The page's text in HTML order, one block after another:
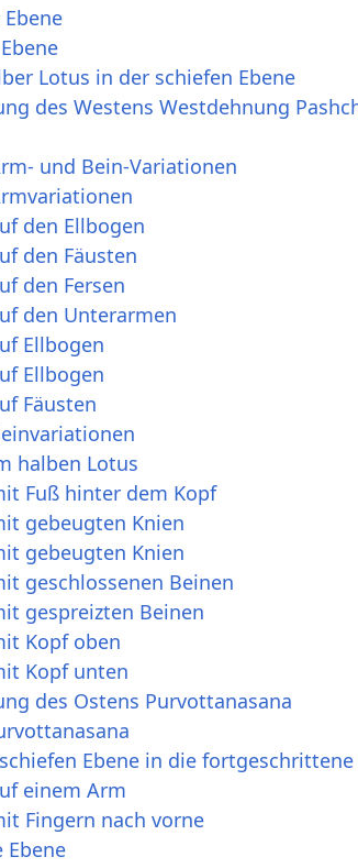
Lotus in der schiefen Ebene
des Westens Westdehnung
und Bein-Variationen
den Ellbogen
den Fäusten
den Fersen
den Unterarmen
Ellbogen
Ellbogen
Fäusten
halben Lotus
Fuß hinter dem Kopf
gebeugten Knien
gebeugten Knien
geschlossenen Beinen
gespreizten Beinen
Kopf oben
Kopf unten
des Ostens Purvottanasana
Ebene in die fortgeschrittene
einem Arm
Fingern nach vorne
Ebene